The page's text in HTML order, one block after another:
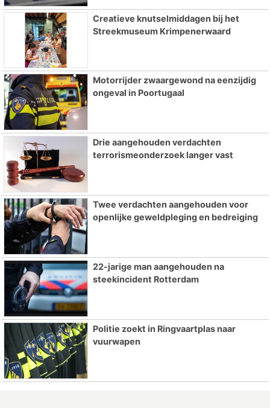
Creatieve knutselmiddagen bij het
Streekmuseum Krimpenerwaard
Motorrijder zwaargewond na eenzijdig
ongeval in Poortugaal
Drie aangehouden verdachten
terrorismeonderzoek langer vast
Twee verdachten aangehouden voor
openlijke geweldpleging en bedreiging
22-jarige man aangehouden na
steekincident Rotterdam
Politie zoekt in Ringvaartplas naar
vuurwapen